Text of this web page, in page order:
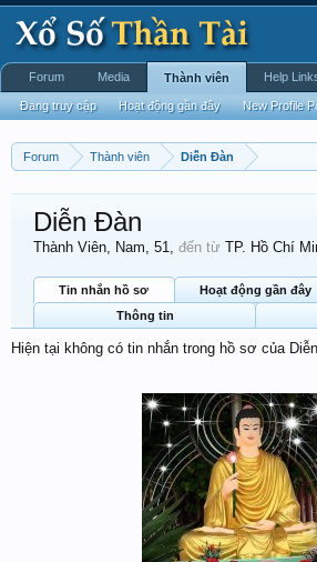
Forum Thành viên Diễn Đàn
Diễn Đàn
Thành Viên, Nam, 51, đến từ TP. Hồ Chí
Tin nhắn hồ sơ Hoạt động gần đây
Thông tin
Hiện tại không có tin nhắn trong hồ sơ của
Forum Media Thành viên
Đang truy cập Hoạt động gần đây New Profile
Help